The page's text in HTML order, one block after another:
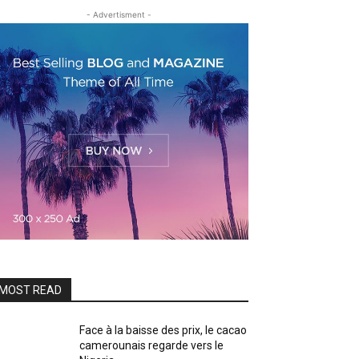
- Advertisment -
READ
Face à la baisse des prix, le cacao
camerounais regarde vers le